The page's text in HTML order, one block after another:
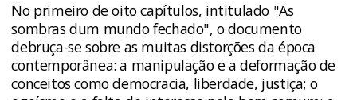
No primeiro de oito capítulos, intitulado "As
sombras dum mundo fechado", o documento
debruça-se sobre as muitas distorções da época
contemporânea: a manipulação e a deformação de
conceitos como democracia, liberdade, justiça; o